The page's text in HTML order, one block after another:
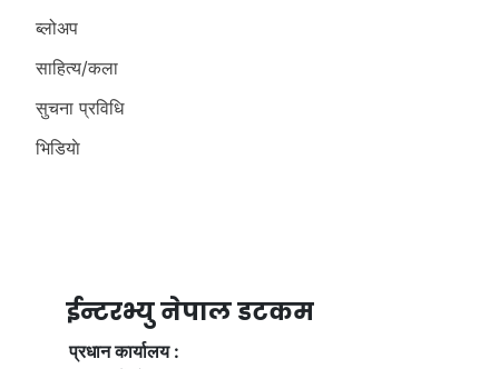
ब्लोअप
साहित्य/कला
सुचना प्रविधि
भिडियाे
ईन्टरभ्यु नेपाल डटकम
प्रधान कार्यालय :